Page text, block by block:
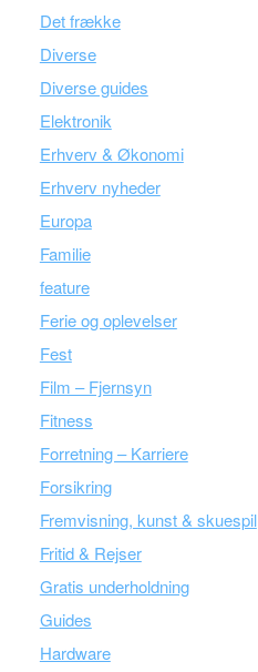
Det frække
Diverse
Diverse guides
Elektronik
Erhverv & Økonomi
Erhverv nyheder
Europa
Familie
feature
Ferie og oplevelser
Fest
Film – Fjernsyn
Fitness
Forretning – Karriere
Forsikring
Fremvisning, kunst & skuespil
Fritid & Rejser
Gratis underholdning
Guides
Hardware